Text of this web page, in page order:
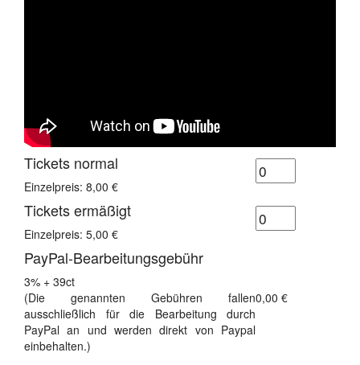
Tickets normal
Einzelpreis: 8,00 €
Tickets ermäßigt
Einzelpreis: 5,00 €
PayPal-Bearbeitungsgebühr
3% + 39ct
(Die genannten Gebühren fallen
ausschließlich für die Bearbeitung durch
PayPal an und werden direkt von Paypal
einbehalten.)
0,00 €